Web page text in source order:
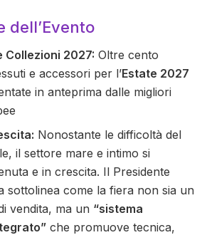
dell’Evento
Collezioni 2027: Oltre cento
e accessori per l’Estate 2027
in anteprima dalle migliori
Nonostante le difficoltà del
il settore mare e intimo si
e in crescita. Il Presidente
sottolinea come la fiera non sia un
vendita, ma un “sistema
che promuove tecnica,